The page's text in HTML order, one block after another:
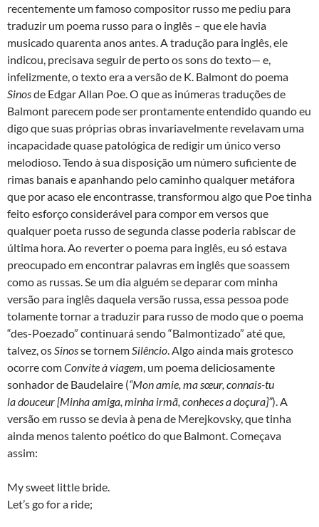
recentemente um famoso compositor russo me pediu para
traduzir um poema russo para o inglês – que ele havia
musicado quarenta anos antes. A tradução para inglês, ele
indicou, precisava seguir de perto os sons do texto— e,
infelizmente, o texto era a versão de K. Balmont do poema
Sinosde Edgar Allan Poe. O que as inúmeras traduções de
Balmont parecem pode ser prontamente entendido quando eu
digo que suas próprias obras invariavelmente revelavam uma
incapacidade quase patológica de redigir um único verso
melodioso. Tendo à sua disposição um número suficiente de
rimas banais e apanhando pelo caminho qualquer metáfora
que por acaso ele encontrasse, transformou algo que Poe tinha
feito esforço considerável para compor em versos que
qualquer poeta russo de segunda classe poderia rabiscar de
última hora. Ao reverter o poema para inglês, eu só estava
preocupado em encontrar palavras em inglês que soassem
como as russas. Se um dia alguém se deparar com minha
versão para inglês daquela versão russa, essa pessoa pode
tolamente tornar a traduzir para russo de modo que o poema
“des-Poezado” continuará sendo “Balmontizado” até que,
talvez, osSinosse tornemSilêncio. Algo ainda mais grotesco
ocorre comConvite à viagem, um poema deliciosamente
sonhador de Baudelaire (“Mon amie, ma sœur, connais-tu
la douceur [Minha amiga, minha irmã, conheces a doçura]”). A
versão em russo se devia à pena de Merejkovsky, que tinha
ainda menos talento poético do que Balmont. Começava
assim:
My sweet little bride.
Let’s go for a ride;